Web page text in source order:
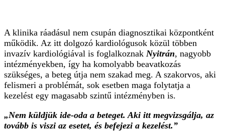
A klinika ráadásul nem csupán diagnosztikai központként
működik. Az itt dolgozó kardiológusok közül többen
invazív kardiológiával is foglalkoznak Nyitrán, nagyobb
intézményekben, így ha komolyabb beavatkozás
szükséges, a beteg útja nem szakad meg. A szakorvos, aki
felismeri a problémát, sok esetben maga folytatja a
kezelést egy magasabb szintű intézményben is.
„Nem küldjük ide-oda a beteget. Aki itt megvizsgálja, az
tovább is viszi az esetet, és befejezi a kezelést.”